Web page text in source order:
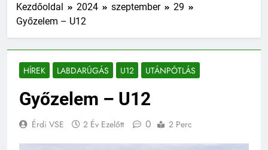
Kezdőoldal 2024 szeptember
29
Győzelem – U12
HÍREK LABDARÚGÁS U12 UTÁNPÓTLÁS
Győzelem – U12
Érdi VSE 2 Év Ezelőtt 0 2 Perc